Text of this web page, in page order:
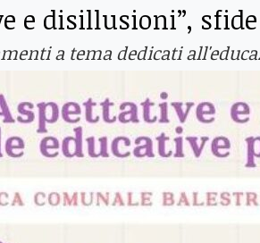
e disillusioni”,
a tema dedicati